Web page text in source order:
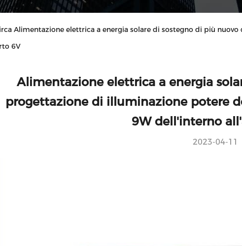
Alimentazione elettrica a energia solare di sostegno di più
6V
Alimentazione elettrica a energia
progettazione di illuminazione potere
9W dell'interno
2023-04-11